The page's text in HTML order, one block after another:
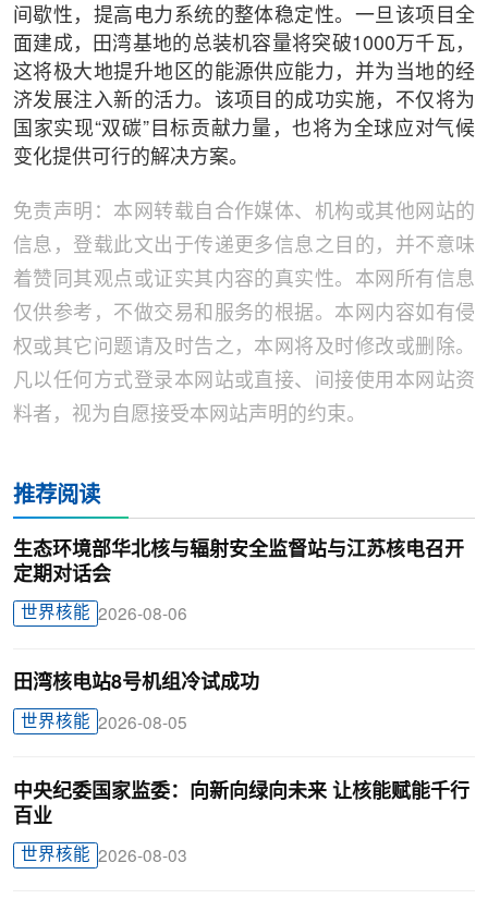
间歇性，提高电力系统的整体稳定性。一旦该项目全
面建成，田湾基地的总装机容量将突破1000万千瓦，
这将极大地提升地区的能源供应能力，并为当地的经
济发展注入新的活力。该项目的成功实施，不仅将为
国家实现“双碳”目标贡献力量，也将为全球应对气候
变化提供可行的解决方案。
免责声明：本网转载自合作媒体、机构或其他网站的
信息，登载此文出于传递更多信息之目的，并不意味
着赞同其观点或证实其内容的真实性。本网所有信息
仅供参考，不做交易和服务的根据。本网内容如有侵
权或其它问题请及时告之，本网将及时修改或删除。
凡以任何方式登录本网站或直接、间接使用本网站资
料者，视为自愿接受本网站声明的约束。
推荐阅读
生态环境部华北核与辐射安全监督站与江苏核电召开
定期对话会
世界核能 2026-08-06
田湾核电站8号机组冷试成功
世界核能 2026-08-05
中央纪委国家监委：向新向绿向未来 让核能赋能千行
百业
世界核能 2026-08-03